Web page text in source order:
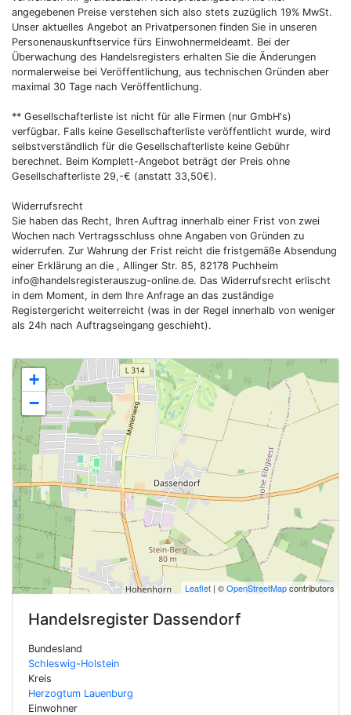
+
−
Leaflet | ©OpenStreetMapcontributors
Handelsregister Dassendorf
Bundesland
Schleswig-Holstein
Kreis
Herzogtum Lauenburg
Einwohner
angegebenen Preise verstehen sich also stets zuzüglich 19% MwSt.
Unser aktuelles Angebot an Privatpersonen finden Sie in unseren
Personenauskunftservice fürs Einwohnermeldeamt. Bei der
Überwachung des Handelsregisters erhalten Sie die Änderungen
normalerweise bei Veröffentlichung, aus technischen Gründen aber
maximal 30 Tage nach Veröffentlichung.
** Gesellschafterliste ist nicht für alle Firmen (nur GmbH's)
verfügbar. Falls keine Gesellschafterliste veröffentlicht wurde, wird
selbstverständlich für die Gesellschafterliste keine Gebühr
berechnet. Beim Komplett-Angebot beträgt der Preis ohne
Gesellschafterliste 29,-€ (anstatt 33,50€).
Widerrufsrecht
Sie haben das Recht, Ihren Auftrag innerhalb einer Frist von zwei
Wochen nach Vertragsschluss ohne Angaben von Gründen zu
widerrufen. Zur Wahrung der Frist reicht die fristgemäße Absendung
einer Erklärung an die , Allinger Str. 85, 82178 Puchheim
info@handelsregisterauszug-online.de. Das Widerrufsrecht erlischt
in dem Moment, in dem Ihre Anfrage an das zuständige
Registergericht weiterreicht (was in der Regel innerhalb von weniger
als 24h nach Auftragseingang geschieht).